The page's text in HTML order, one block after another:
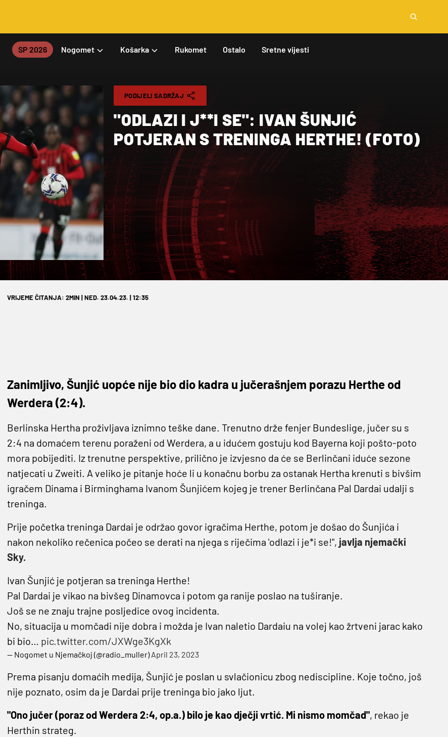
SP 2026 Nogomet Košarka Rukomet Ostalo Sretne vijesti
PODIJELI SADRŽAJ
"ODLAZI I J**I SE": IVAN ŠUNJIĆ
POTJERAN S TRENINGA HERTHE! (FOTO)
VRIJEME ČITANJA: 2MIN | NED. 23.04.23. | 12:35
Zanimljivo, Šunjić uopće nije bio dio kadra u jučerašnjem porazu Herthe od
Werdera (2:4).
Berlinska Hertha proživljava iznimno teške dane. Trenutno drže fenjer Bundeslige, jučer su s
2:4 na domaćem terenu poraženi od Werdera, a u idućem gostuju kod Bayerna koji pošto-poto
mora pobijediti. Iz trenutne perspektive, prilično je izvjesno da će se Berlinčani iduće sezone
natjecati u Zweiti. A veliko je pitanje hoće li u konačnu borbu za ostanak Hertha krenuti s bivšim
igračem Dinama i Birminghama Ivanom Šunjićem kojeg je trener Berlinčana Pal Dardai udalji s
treninga.
Prije početka treninga Dardai je održao govor igračima Herthe, potom je došao do Šunjića i
nakon nekoliko rečenica počeo se derati na njega s riječima 'odlazi i je*i se!", javlja njemački
Sky.
Ivan Šunjić je potjeran sa treninga Herthe!
Pal Dardai je vikao na bivšeg Dinamovca i potom ga ranije poslao na tuširanje.
Još se ne znaju trajne posljedice ovog incidenta.
No, situacija u momčadi nije dobra i možda je Ivan naletio Dardaiu na volej kao žrtveni jarac kako
bi bio… pic.twitter.com/JXWge3KgXk
— Nogomet u Njemačkoj (@radio_muller)April 23, 2023
Prema pisanju domaćih medija, Šunjić je poslan u svlačionicu zbog nediscipline. Koje točno, još
nije poznato, osim da je Dardai prije treninga bio jako ljut.
"Ono jučer (poraz od Werdera 2:4, op.a.) bilo je kao dječji vrtić. Mi nismo momčad", rekao je
Herthin strateg.